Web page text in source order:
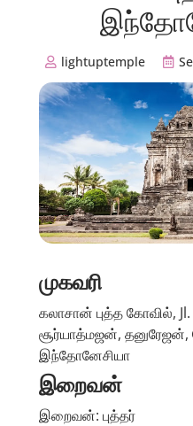
lightuptemple
முகவரி
கலாசான் புத்த கோவில்,
சூர்யாத்மஜன்,
இந்தோனேசியா
இறைவன்
இறைவன்: புத்தர்